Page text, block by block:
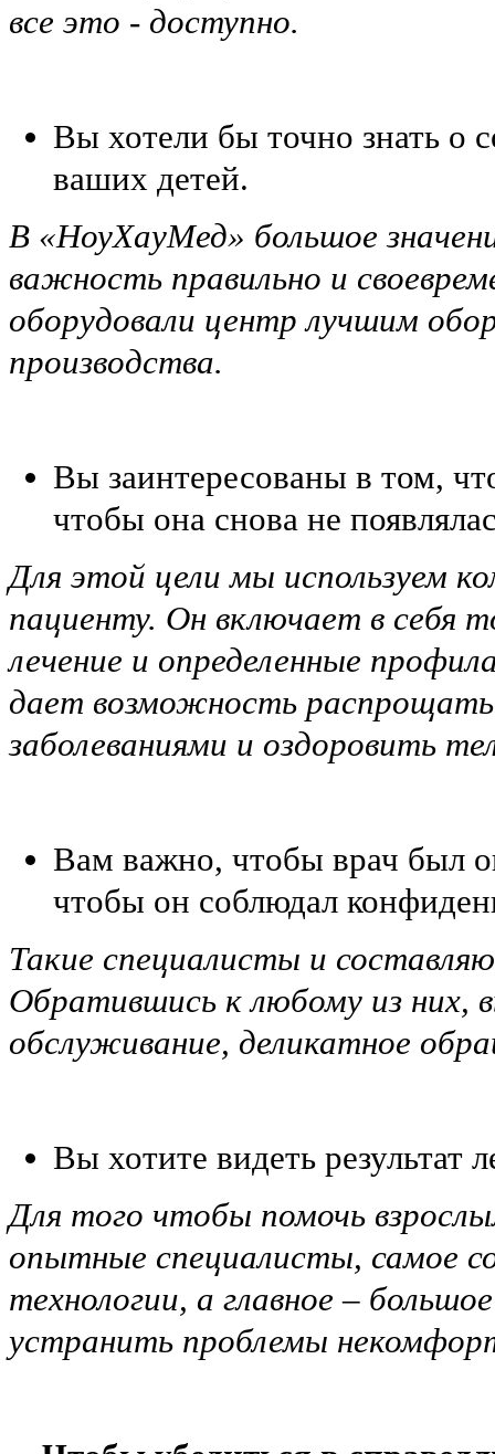
все это - доступно.
Вы хотели бы точно знать о
ваших детей.
В «НоуХауМед» большое
важность правильно и
оборудовали центр лучшим
производства.
Вы заинтересованы в том,
чтобы она снова не
Для этой цели мы используем
пациенту. Он включает в себя
лечение и определенные
дает возможность
заболеваниями и оздоровить
Вам важно, чтобы врач был
чтобы он соблюдал
Такие специалисты и
Обратившись к любому из них,
обслуживание, деликатное
Вы хотите видеть результат
Для того чтобы помочь
опытные специалисты, самое
технологии, а главное –
устранить проблемы